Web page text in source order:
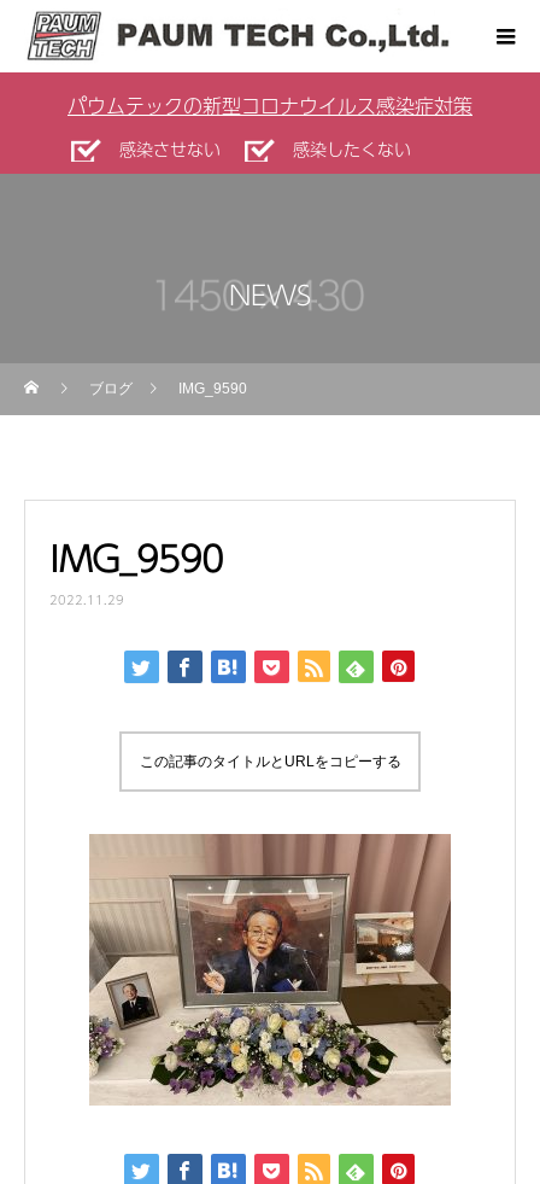
パウムテックの新型コロナウイルス感染症対策
感染させない 感染したくない
NEWS
ブログ IMG_9590
IMG_9590
2022.11.29
この記事のタイトルとURLをコピーする